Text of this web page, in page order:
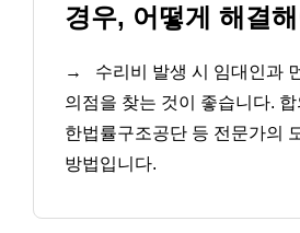
경우, 어떻게 해결
→
수리비 발생 시 임대인과
의점을 찾는 것이 좋습니다.
한법률구조공단 등 전문가의
방법입니다.